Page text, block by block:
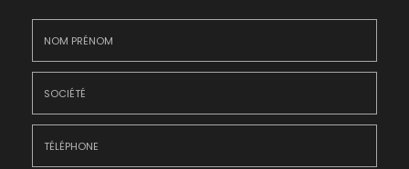
Nom
Prénom
Société